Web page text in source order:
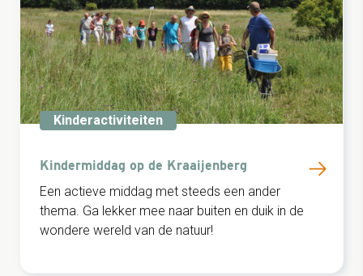
Kinderactiviteiten
Kindermiddag op de Kraaijenberg
Een actieve middag met steeds een ander
thema. Ga lekker mee naar buiten en duik in de
wondere wereld van de natuur!